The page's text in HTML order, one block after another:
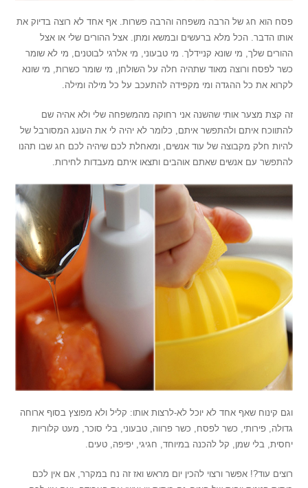
פסח הוא חג של הרבה משפחה והרבה פשרות. אף אחד לא רוצה בדיוק את
אותו הדבר. הכל מלא ברעשים ובמשא ומתן. אצל ההורים שלי או אצל
ההורים שלך, מי שונא קניידלך. מי טבעוני, מי אלרגי לבוטנים, מי לא שומר
כשר לפסח ורוצה מאוד שתהיה חלה על השולחן, מי שומר כשרות, מי שונא
לקרוא את כל ההגדה ומי מקפידה להתעכב על כל מילה ומילה.
זה קצת מצער אותי שהשנה אני רחוקה מהמשפחה שלי ולא אהיה שם
להתווכח איתם ולהתפשר איתם, כלומר לא יהיה לי את העונג המסורבל של
להיות חלק מקבוצה של עוד אנשים, ומאחלת לכם שיהיה לכם חג שבו תהנו
להתפשר עם אנשים שאתם אוהבים ותצאו איתם מעבדות לחירות.
וגם קינוח שאף אחד לא יוכל לא-לרצות אותו: קליל ולא מפוצץ בסוף ארוחה
גדולה, פירותי, כשר לפסח, כשר פרווה, טבעוני, בלי סוכר, מעט קלוריות
יחסית, בלי שמן, קל להכנה במיוחד, חגיגי, יפיפה, טעים.
רוצים עוד?! אפשר ורצוי להכין יום מראש ואז זה נח במקרר, אם אין לכם